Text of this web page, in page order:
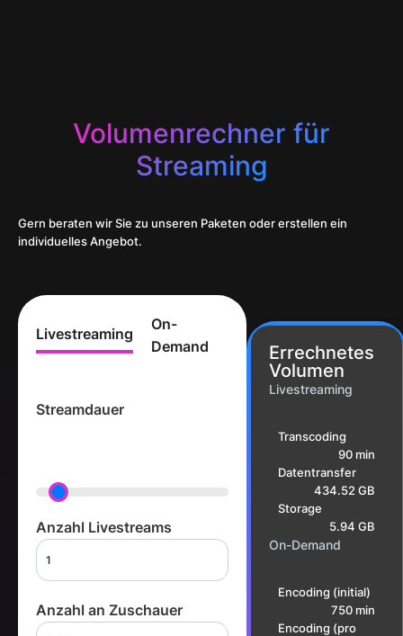
Volumenrechner für
Streaming
Gern beraten wir Sie zu unseren Paketen oder erstellen ein
individuelles Angebot.
Livestreaming
On-
Demand
Streamdauer
Anzahl Livestreams
Anzahl an Zuschauer
Errechnetes
Volumen
Livestreaming
Transcoding
90 min
Datentransfer
434.52 GB
Storage
5.94 GB
On-Demand
Encoding (initial)
750 min
Encoding (pro